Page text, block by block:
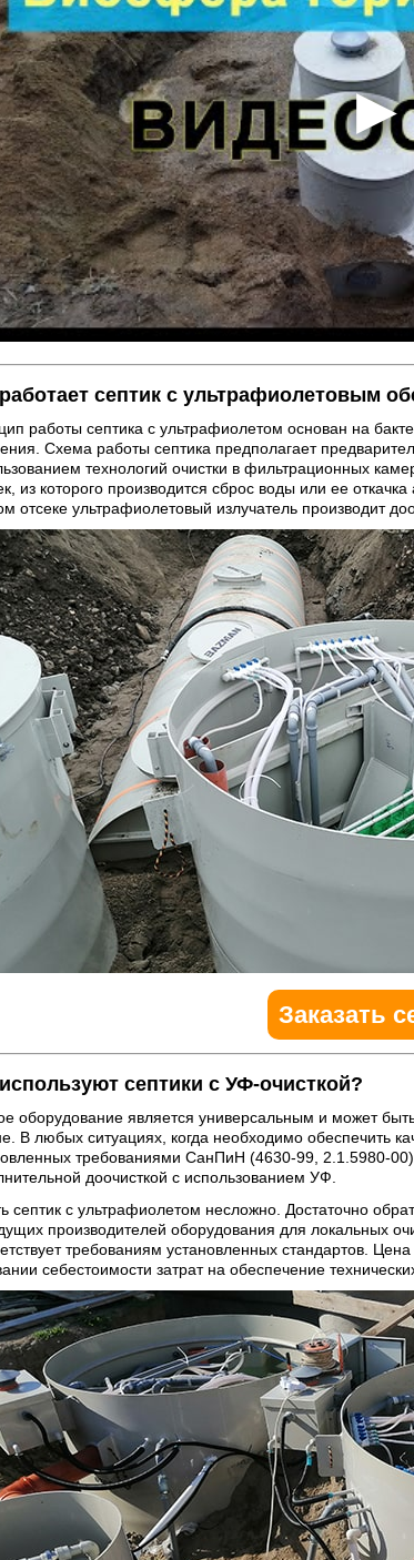
септик с ультрафиолетовым
работы септика с ультрафиолетом основан на
Схема работы септика предполагает
технологий очистки в фильтрационных
из которого производится сброс воды или ее
отсеке ультрафиолетовый излучатель производит
Заказать
септики с УФ-очисткой?
оборудование является универсальным и может
В любых ситуациях, когда необходимо обеспечить
требованиями СанПиН (4630-99, 2.1.5980-
доочисткой с использованием УФ.
септик с ультрафиолетом несложно. Достаточно
производителей оборудования для локальных
требованиям установленных стандартов.
себестоимости затрат на обеспечение